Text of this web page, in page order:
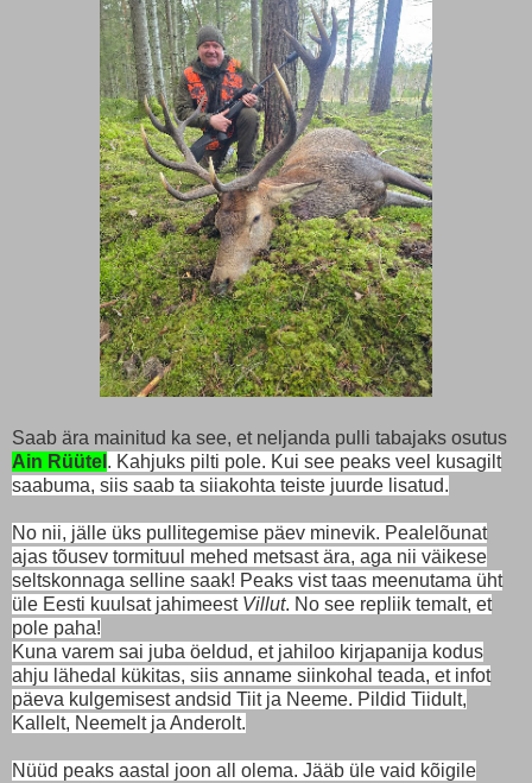
Saab ära mainitud ka see, et neljanda pulli tabajaks osutus
Ain Rüütel . Kahjuks pilti pole. Kui see peaks veel kusagilt
saabuma, siis saab ta siiakohta teiste juurde lisatud.
No nii, jälle üks pullitegemise päev minevik. Pealelõunat
ajas tõusev tormituul mehed metsast ära, aga nii väikese
seltskonnaga selline saak! Peaks vist taas meenutama üht
üle Eesti kuulsat jahimeest Villut. No see repliik temalt, et
pole paha!
Kuna varem sai juba öeldud, et jahiloo kirjapanija kodus
ahju lähedal kükitas, siis anname siinkohal teada, et infot
päeva kulgemisest andsid Tiit ja Neeme. Pildid Tiidult,
Kallelt, Neemelt ja Anderolt.
Nüüd peaks aastal joon all olema. Jääb üle vaid kõigile